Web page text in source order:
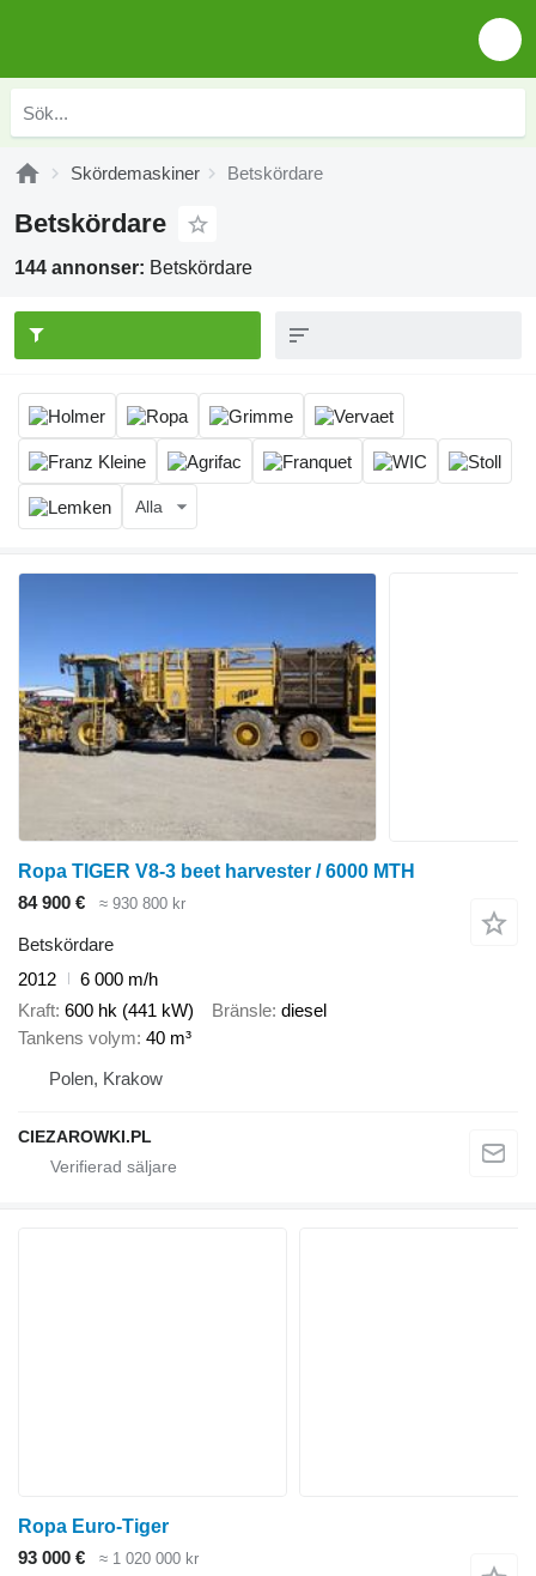
Skördemaskiner Betskördare
Betskördare
144 annonser: Betskördare
Alla
Ropa TIGER V8-3 beet harvester / 6000 MTH
84 900 €
≈ 930 800 kr
Betskördare
2012
6 000 m/h
Kraft 600 hk (441 kW) Bränsle diesel
Tankens volym 40 m³
Polen, Krakow
CIEZAROWKI.PL
Ropa Euro-Tiger
93 000 €
≈ 1 020 000 kr